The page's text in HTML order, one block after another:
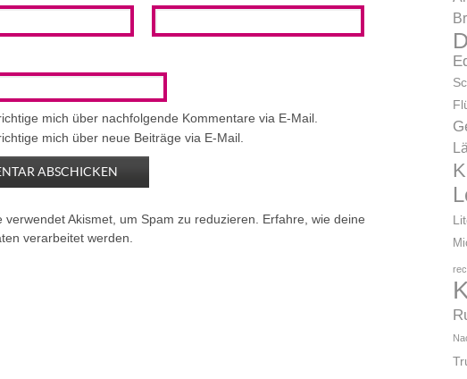
mich über nachfolgende Kommentare via E-Mail.
mich über neue Beiträge via E-Mail.
verwendet Akismet, um Spam zu reduzieren. Erfahre, wie deine
verarbeitet werden.